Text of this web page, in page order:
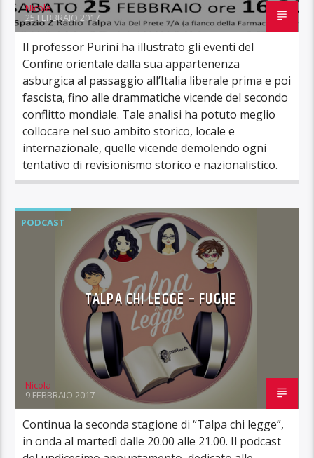
Nicola
25 FEBBRAIO 2017
Il professor Purini ha illustrato gli eventi del
Confine orientale dalla sua appartenenza
asburgica al passaggio all’Italia liberale prima e poi
fascista, fino alle drammatiche vicende del secondo
conflitto mondiale. Tale analisi ha potuto meglio
collocare nel suo ambito storico, locale e
internazionale, quelle vicende demolendo ogni
tentativo di revisionismo storico e nazionalistico.
PODCAST
TALPA CHI LEGGE – FUGHE
Nicola
9 FEBBRAIO 2017
Continua la seconda stagione di “Talpa chi legge”,
in onda al martedì dalle 20.00 alle 21.00. Il podcast